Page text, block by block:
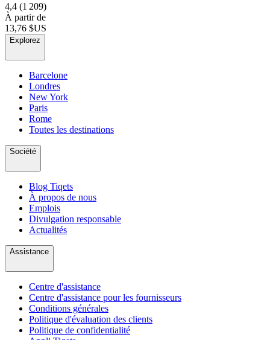
4,4 (1 209)
À partir de
13,76 $US
Explorez
Barcelone
Londres
New York
Paris
Rome
Toutes les destinations
Société
Blog Tiqets
À propos de nous
Emplois
Divulgation responsable
Actualités
Assistance
Centre d'assistance
Centre d'assistance pour les fournisseurs
Conditions générales
Politique d'évaluation des clients
Politique de confidentialité